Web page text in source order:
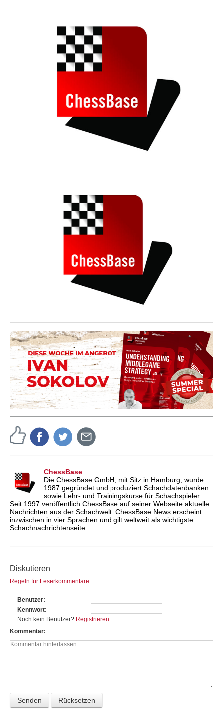
ChessBase
Die ChessBase GmbH, mit Sitz in Hamburg, wurde
1987 gegründet und produziert Schachdatenbanken
sowie Lehr- und Trainingskurse für Schachspieler.
Seit 1997 veröffentlich ChessBase auf seiner Webseite aktuelle
Nachrichten aus der Schachwelt. ChessBase News erscheint
inzwischen in vier Sprachen und gilt weltweit als wichtigste
Schachnachrichtenseite.
Diskutieren
Regeln für Leserkommentare
Benutzer
Kennwort
Noch kein Benutzer? Registrieren
Kommentar